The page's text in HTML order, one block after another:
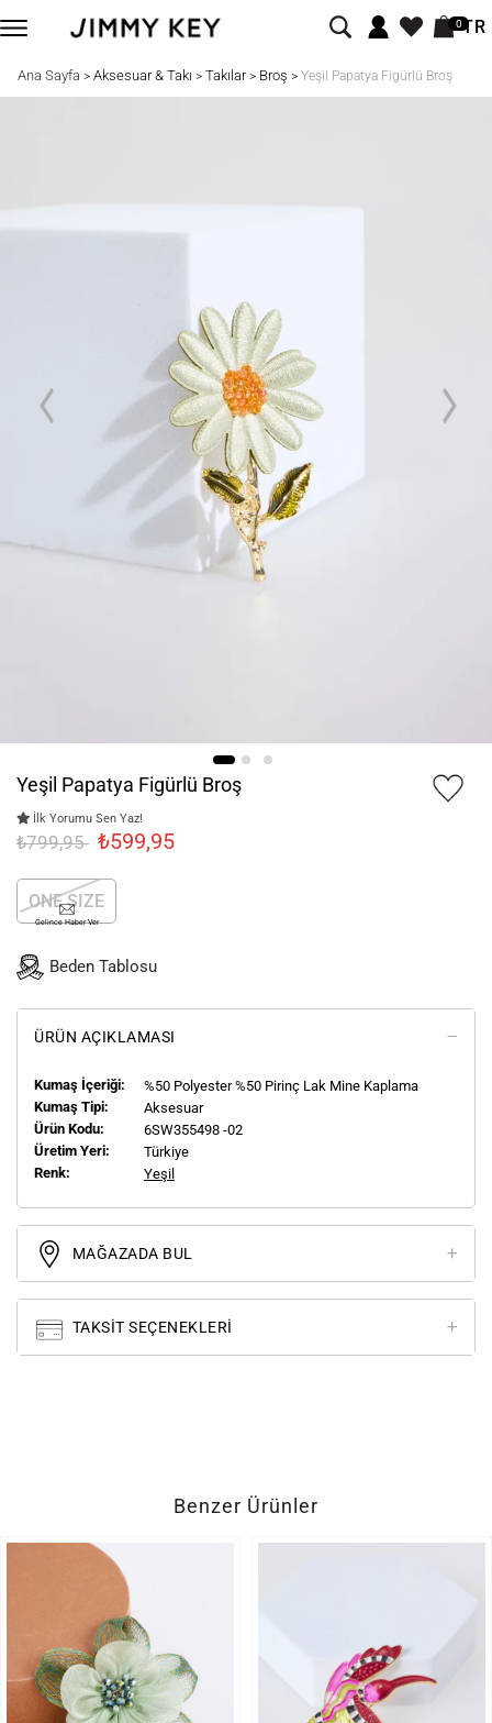
0TR
Ana Sayfa > Aksesuar & Takı > Takılar> Broş > Yeşil Papatya Figürlü Broş
Yeşil Papatya Figürlü Broş
İlk Yorumu Sen Yaz!
₺799,95 ₺599,95
ONE SIZE
Gelince Haber Ver
Beden Tablosu
ÜRÜN AÇIKLAMASI
Kumaş İçeriği:
%50 Polyester %50 Pirinç Lak Mine Kaplama
Kumaş Tipi:
Aksesuar
Ürün Kodu:
6SW355498 -02
Üretim Yeri:
Türkiye
Renk:
Yeşil
MAĞAZADA BUL
TAKSIT SEÇENEKLERI
Benzer Ürünler